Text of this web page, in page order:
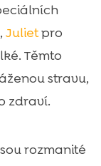
, Julietpro
Těmto
stravu,
zdraví.
rozmanité